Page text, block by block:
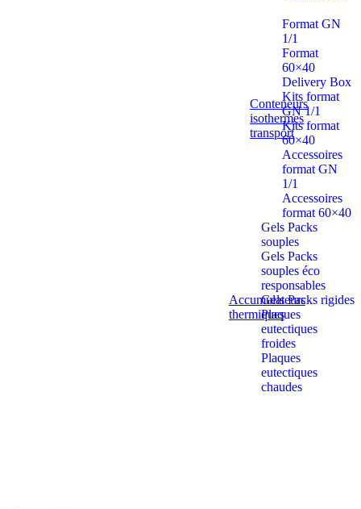
Conteneurs
isothermes
transport
Format GN
1/1
Format
60×40
Delivery Box
Kits format
GN 1/1
Kits format
60×40
Accessoires
format GN
1/1
Accessoires
format 60×40
Accumulateurs
thermiques
Gels Packs
souples
Gels Packs
souples éco
responsables
Gels Packs rigides
Plaques
eutectiques
froides
Plaques
eutectiques
chaudes